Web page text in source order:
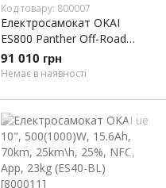
Код товару: 800007
Електросамокат OKAI
ES800 Panther Off-Road
Black 12", 1500(3000)W,
Dual Motor, 19.2Ah, 50km,
43kg (ES800-B)
91 010 грн
Немає в наявності